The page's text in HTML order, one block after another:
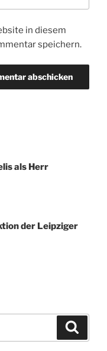
in diesem
speichern.
als Herr
der Leipziger